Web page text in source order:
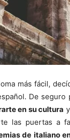
más fácil,
De
en su cultura
las puertas a
de italiano